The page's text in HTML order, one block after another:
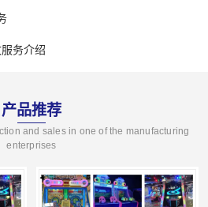
务介绍
产品推荐
and sales in one of the manufacturing
enterprises